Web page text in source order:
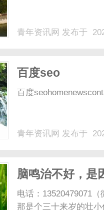
青年资讯网 发布于
百度seo
百度
青年资讯网 发布于
脑鸣治不好，是
方，专攻髓海失
电话：13520479071
那是个三十来岁的壮